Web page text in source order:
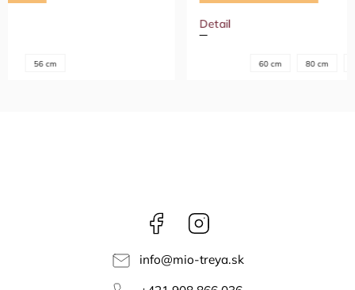
Facebook
info@mio-treya.sk